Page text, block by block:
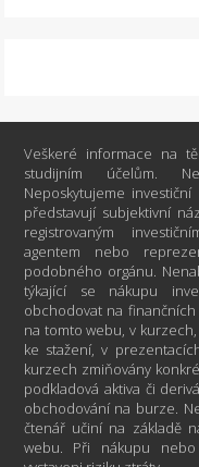
Veškeré informace na
studijním účelům.
Neposkytujeme
představují subjektivní
registrovaným
agentem nebo
podobného orgánu.
týkající se nákupu
obchodovat na
na tomto webu, v
ke stažení, v
kurzech zmiňovány
podkladová aktiva či
obchodování na burze.
čtenář učiní na základě
webu. Při nákupu